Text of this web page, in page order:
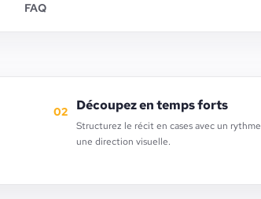
FAQ
02 Découpez en temps forts
Structurez le récit en cases avec un
une direction visuelle.